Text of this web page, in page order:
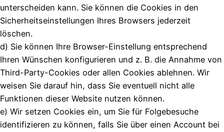
unterscheiden kann. Sie können die Cookies in den
Sicherheitseinstellungen Ihres Browsers jederzeit
löschen.
d) Sie können Ihre Browser-Einstellung entsprechend
Ihren Wünschen konfigurieren und z. B. die Annahme von
Third-Party-Cookies oder allen Cookies ablehnen. Wir
weisen Sie darauf hin, dass Sie eventuell nicht alle
Funktionen dieser Website nutzen können.
e) Wir setzen Cookies ein, um Sie für Folgebesuche
identifizieren zu können, falls Sie über einen Account bei